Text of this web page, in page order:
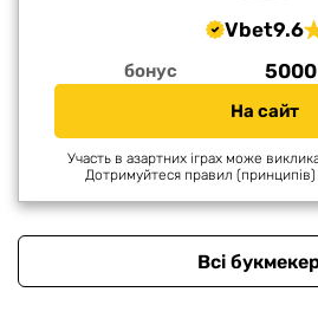
Vbet9.6
бонус 5000
На сайт
Участь в азартних іграх може
Дотримуйтеся правил (принципів)
Всі